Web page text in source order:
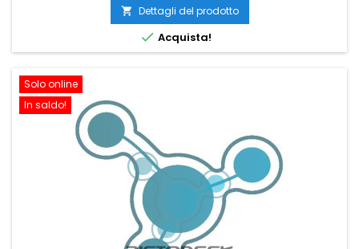
 Dettagli del prodotto
 Acquista!
Solo online
In saldo!